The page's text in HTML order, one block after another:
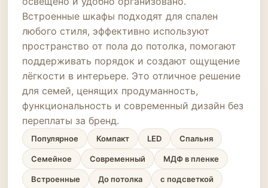
Встроенные шкафы подходят для спален
любого стиля, эффективно используют
пространство от пола до потолка, помогают
поддерживать порядок и создают ощущение
лёгкости в интерьере. Это отличное решение
для семей, ценящих продуманность,
функциональность и современный дизайн без
переплаты за бренд.
Популярное Компакт LED Спальня
Семейное Современный МДФ в пленке
Встроенные До потолка с подсветкой